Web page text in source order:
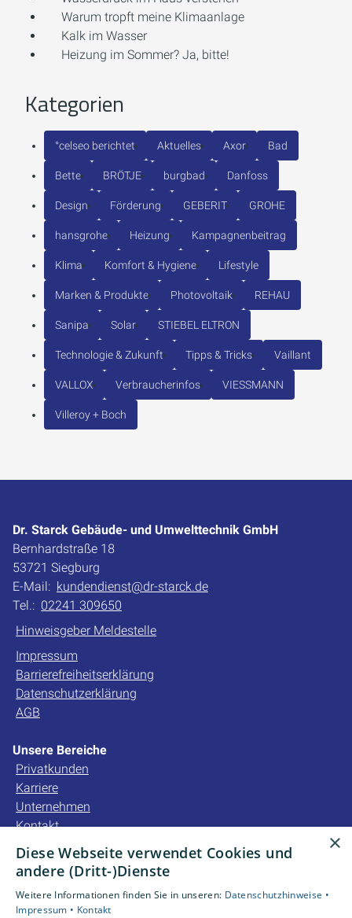
Warum tropft meine Klimaanlage
Kalk im Wasser
Heizung im Sommer? Ja, bitte!
Kategorien
°celseo berichtet Aktuelles Axor Bad
Bette BRÖTJE burgbad Danfoss
Design Förderung GEBERIT GROHE
hansgrohe Heizung Kampagnenbeitrag
Klima Komfort & Hygiene Lifestyle
Marken & Produkte Photovoltaik REHAU
Sanipa Solar STIEBEL ELTRON
Technologie & Zukunft Tipps & Tricks Vaillant
VALLOX Verbraucherinfos VIESSMANN
Villeroy + Boch
Dr. Starck Gebäude- und Umwelttechnik GmbH
Bernhardstraße 18
53721 Siegburg
E-Mail: kundendienst@dr-starck.de
Tel.: 02241 309650
Hinweisgeber Meldestelle
Impressum
Barrierefreiheitserklärung
Datenschutzerklärung
AGB
Unsere Bereiche
Privatkunden
Karriere
Unternehmen
Kontakt
Unsere Bewertungen
4,2
×
Diese Webseite verwendet Cookies und
andere (Dritt-)Dienste
Weitere Informationen finden Sie in unseren: Datenschutzhinweise •
Impressum • Kontakt